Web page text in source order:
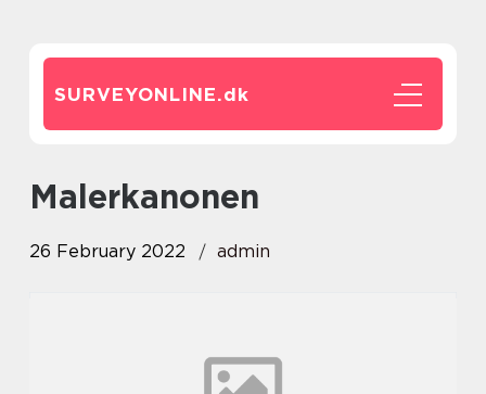
SURVEYONLINE.dk
malerkanonen
26 February 2022 admin